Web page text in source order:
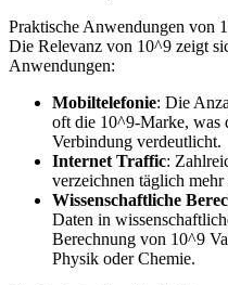
Praktische Anwendungen von
Die Relevanz von 10^9 zeigt
Anwendungen:
Mobiltelefonie: Die
oft die 10^9-Marke, was
Verbindung verdeutlicht.
Internet Traffic:
verzeichnen täglich
Wissenschaftliche
Daten in
Berechnung von 10^9
Physik oder Chemie.